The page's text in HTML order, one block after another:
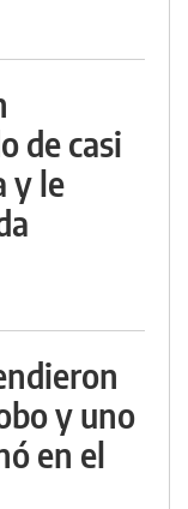
de casi
y le
y uno
en el